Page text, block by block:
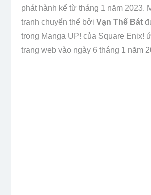
phát hành kể từ tháng 1 năm 2023.
tranh chuyển thể bởi Vạn Thế Bát
trong Manga UP! của Square Enix!
trang web vào ngày 6 tháng 1 năm